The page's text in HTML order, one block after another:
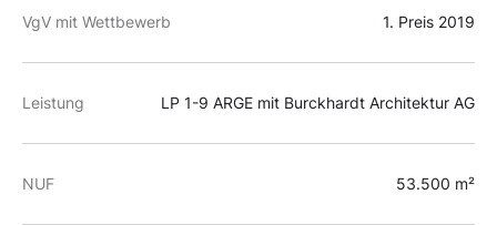
VgV mit Wettbewerb 1. Preis 2019
Leistung LP 1-9 ARGE mit Burckhardt Architektur AG
NUF 53.500 m²